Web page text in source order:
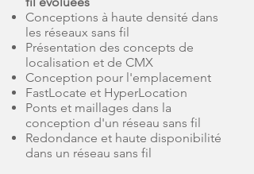
Conceptions à haute densité dans
les réseaux sans fil
Présentation des concepts de
localisation et de CMX
Conception pour l'emplacement
FastLocate et HyperLocation
Ponts et maillages dans la
conception d'un réseau sans fil
Redondance et haute disponibilité
dans un réseau sans fil